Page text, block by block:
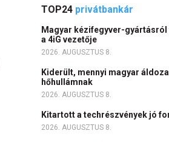
TOP24 privátbankár
Magyar kézifegyver-
a 4iG vezetője
2026. AUGUSZTUS 8.
Kiderült, mennyi magyar
hőhullámnak
2026. AUGUSZTUS 8.
Kitartott a techrészvények jó
2026. AUGUSZTUS 8.